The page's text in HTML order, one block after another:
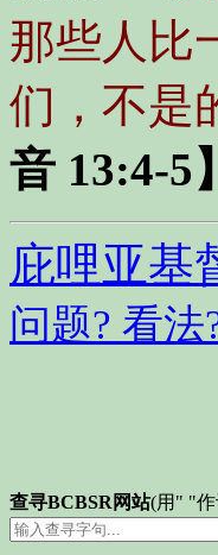
那些人比
们，不是
音 13:4-5】
庇哩亚基
问题? 看
查寻BCBSR网站(用" "